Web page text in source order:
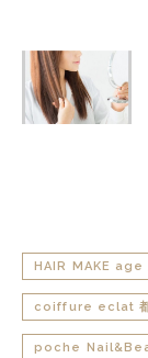
HAIR MAKE age
coiffure eclat 都
poche